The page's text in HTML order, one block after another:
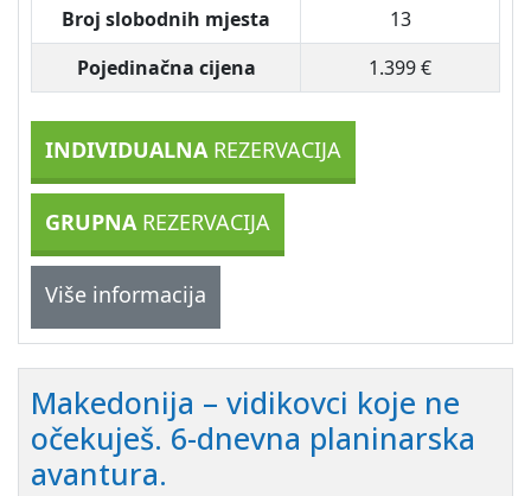
Broj slobodnih mjesta
13
Pojedinačna cijena
1.399 €
INDIVIDUALNAREZERVACIJA
GRUPNAREZERVACIJA
Više informacija
Makedonija – vidikovci koje ne
očekuješ. 6-dnevna planinarska
avantura.